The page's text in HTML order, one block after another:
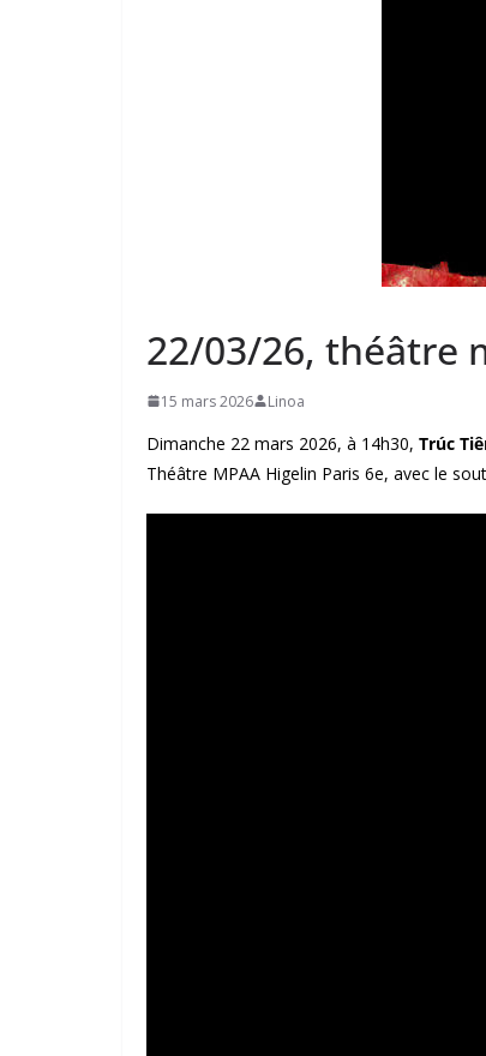
22/03/26, théâtre
15 mars 2026 Linoa
Dimanche 22 mars 2026, à 14h30, Trúc
Théâtre MPAA Higelin Paris 6e, avec le